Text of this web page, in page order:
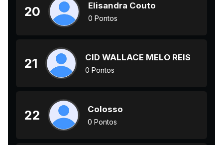
20 Elisandra Couto
0 Pontos
21 CID WALLACE MELO REIS
0 Pontos
22 Colosso
0 Pontos